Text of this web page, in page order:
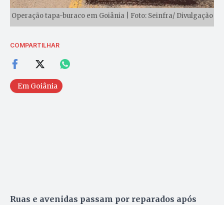
Operação tapa-buraco em Goiânia | Foto: Seinfra/ Divulgação
COMPARTILHAR
Em Goiânia
Ruas e avenidas passam por reparados após